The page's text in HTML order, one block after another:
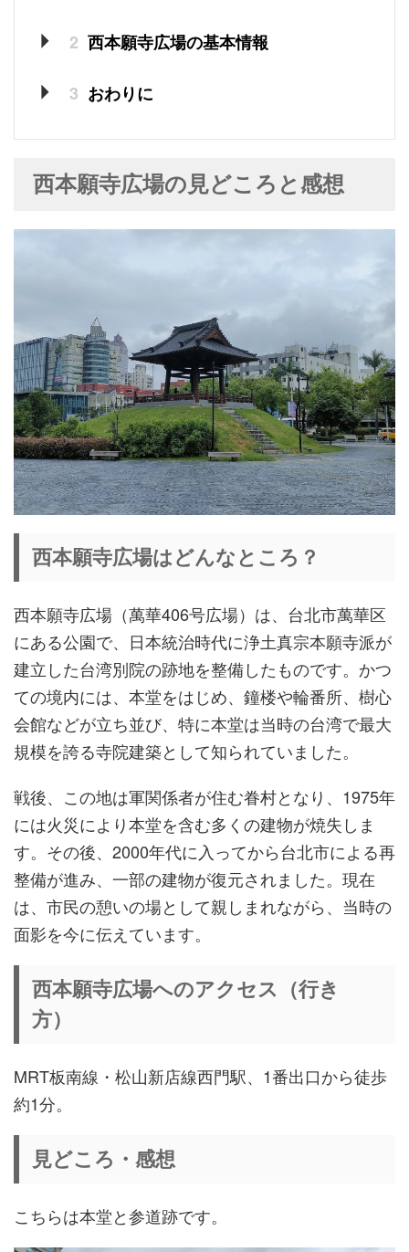
2 西本願寺広場の基本情報
3 おわりに
西本願寺広場の見どころと感想
西本願寺広場はどんなところ？
西本願寺広場（萬華406号広場）は、台北市萬華区
にある公園で、日本統治時代に浄土真宗本願寺派が
建立した台湾別院の跡地を整備したものです。かつ
ての境内には、本堂をはじめ、鐘楼や輪番所、樹心
会館などが立ち並び、特に本堂は当時の台湾で最大
規模を誇る寺院建築として知られていました。
戦後、この地は軍関係者が住む眷村となり、1975年
には火災により本堂を含む多くの建物が焼失しま
す。その後、2000年代に入ってから台北市による再
整備が進み、一部の建物が復元されました。現在
は、市民の憩いの場として親しまれながら、当時の
面影を今に伝えています。
西本願寺広場へのアクセス（行き
方）
MRT板南線・松山新店線西門駅、1番出口から徒歩
約1分。
見どころ・感想
こちらは本堂と参道跡です。